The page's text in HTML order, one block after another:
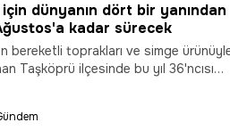
dünyanın dört bir yanından
kadar sürecek
bereketli toprakları ve simge
Taşköprü ilçesinde bu yıl 36'ncısı
stant ziyaretleri ve coşkulu